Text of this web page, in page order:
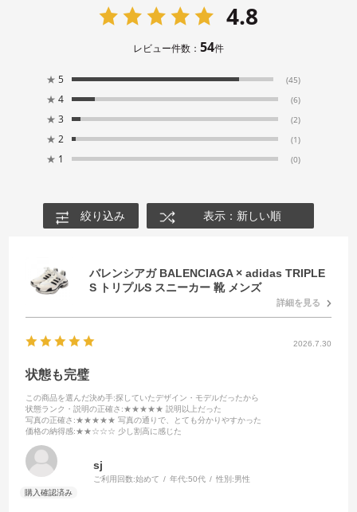
4.8
レビュー件数： 54件
★ 5 (45)
★ 4 (6)
★ 3 (2)
★ 2 (1)
★ 1 (0)
絞り込み 表示：新しい順
バレンシアガ BALENCIAGA × adidas TRIPLE
S トリプルS スニーカー 靴 メンズ
詳細を見る
2026.7.30
状態も完璧
この商品を選んだ決め手:探していたデザイン・モデルだったから
状態ランク・説明の正確さ :★★★★★ 説明以上だった
写真の正確さ :★★★★★ 写真の通りで、とても分かりやすかった
価格の納得感:★★☆☆☆ 少し割高に感じた
sj
ご利用回数:始めて 年代:50代 性別:男性